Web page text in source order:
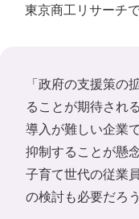
東京商工リサーチ
「政府の支援策の
ることが期待され
導入が難しい企業
抑制することが懸
子育て世代の従業
の検討も必要だろう